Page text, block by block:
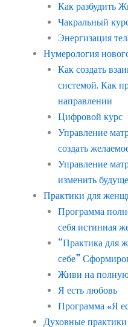
Как разбудить
Чакральный
Энергизация
Нумерология
Как создать
системой. Как
направлении
Цифровой курс
Управление
создать
Управление
изменить
Практики для
Программа
себя истинная
“Практика для
себе”
Живи на
Я есть любовь
Программа «Я
Духовные практики